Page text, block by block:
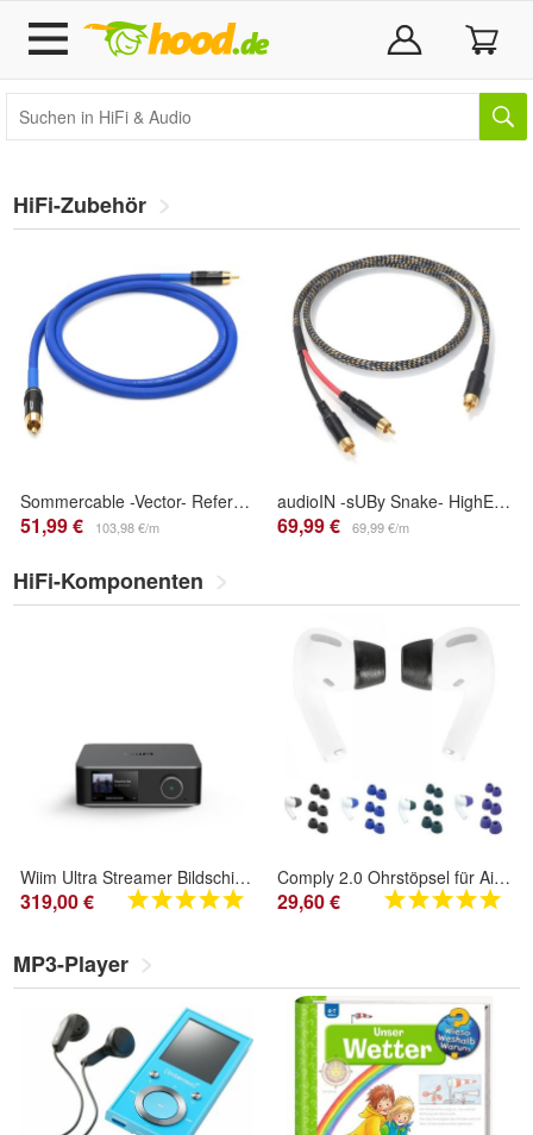
HiFi-Zubehör
Sommercable -Vector- Referenz Digitalkabel 75 Ohm - RCA auf RCA - SolidCore OFC
51,99 € 103,98 €/m
audioIN -sUBy Snake- HighEnd Cinch-Y-Kabel speziell für Subwoofer
69,99 € 69,99 €/m
HiFi-Komponenten
Wiim Ultra Streamer Bildschirm Neu, ovp !
319,00 €
Comply 2.0 Ohrstöpsel für AirPods Pro 1 und 2
29,60 €
MP3-Player